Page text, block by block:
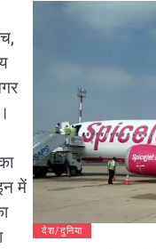
में
देश/दुनिया